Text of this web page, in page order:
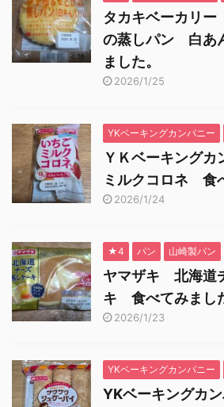
タカキベーカリ
の蒸しパン 白あ
ました。
2026/1/25
YKベーキングカンパニー
ＹＫベーキング
ミルクコロネ 食
2026/1/24
★4 パン 山崎製パン
ヤマザキ 北海道
キ 食べてみまし
2026/1/23
YKベーキングカンパニー
YKベーキングカ